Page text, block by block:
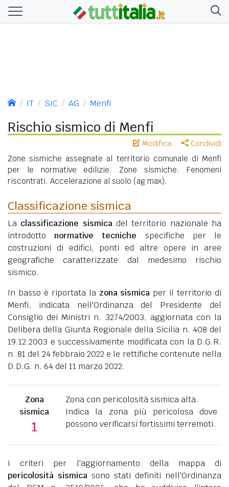
IT SIC AG Menfi
Rischio sismico di Menfi
Modifica Condividi
Zone sismiche assegnate al territorio comunale di Menfi
per le normative edilizie. Zone sismiche. Fenomeni
riscontrati. Accelerazione al suolo (ag max).
Classificazione sismica
La classificazione sismicadel territorio nazionale ha
introdotto normative tecniche specifiche per le
costruzioni di edifici, ponti ed altre opere in aree
geografiche caratterizzate dal medesimo rischio
sismico.
In basso è riportata la zona sismica per il territorio di
Menfi, indicata nell'Ordinanza del Presidente del
Consiglio dei Ministri n. 3274/2003, aggiornata con la
Delibera della Giunta Regionale della Sicilia n. 408 del
19.12.2003 e successivamente modificata con la D.G.R.
n. 81 del 24 febbraio 2022 e le rettifiche contenute nella
D.D.G. n. 64 del 11 marzo 2022.
Zona
sismica
1
Zona con pericolosità sismica alta.
Indica la zona più pericolosa dove
possono verificarsi fortissimi terremoti.
I criteri per l'aggiornamento della mappa di
pericolosità sismica sono stati definiti nell'Ordinanza